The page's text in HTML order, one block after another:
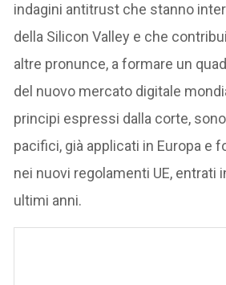
indagini antitrust che stanno
della Silicon Valley e che
altre pronunce, a formare un
del nuovo mercato digitale
principi espressi dalla corte,
pacifici, già applicati in Europa e
nei nuovi regolamenti UE, entrati
ultimi anni.